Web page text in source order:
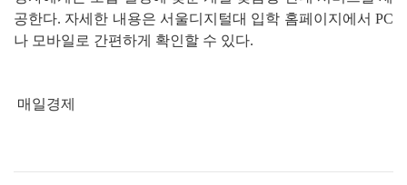
공한다. 자세한 내용은 서울디지털대 입학 홈페이지에서 PC
나 모바일로 간편하게 확인할 수 있다.
매일경제